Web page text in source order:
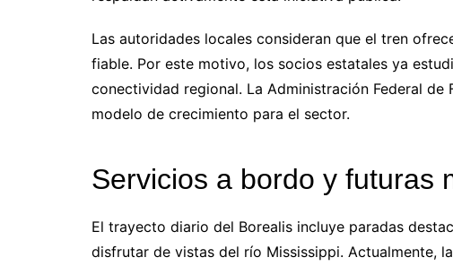
Las autoridades locales consideran que el tren
fiable. Por este motivo, los socios estatales ya
conectividad regional. La Administración Federal
modelo de crecimiento para el sector.
Servicios a bordo y futuras
El trayecto diario del Borealis incluye paradas
disfrutar de vistas del río Mississippi. Actualmente,